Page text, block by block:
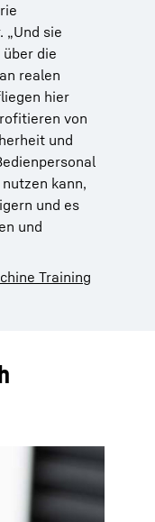
„Und sie
die
realen
hier
von
und
kann,
und es
und
Training